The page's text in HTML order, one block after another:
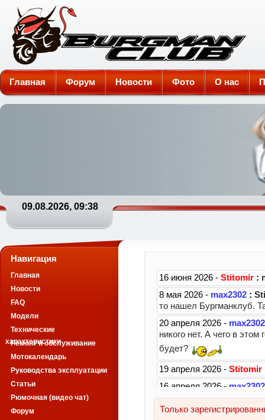
Burgman-Club
Главная Форум Новости Фото О нас
09.08.2026, 09:38
Навигация
Главная
Новости
FAQ
Модели
Технические
характеристики
Ремонт и обслуживание
Мотокалендарь
Руководства эксплуатации
Статьи
Рюмочная (видео чат)
Форум